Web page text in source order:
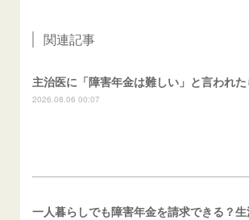
関連記事
2026.08.06 00:07